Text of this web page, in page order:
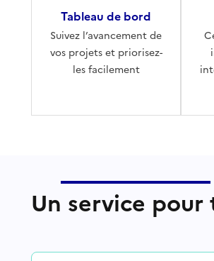
Tableau de bord
Suivez l’avancement de
vos projets et priorisez-
les facilement
Un service